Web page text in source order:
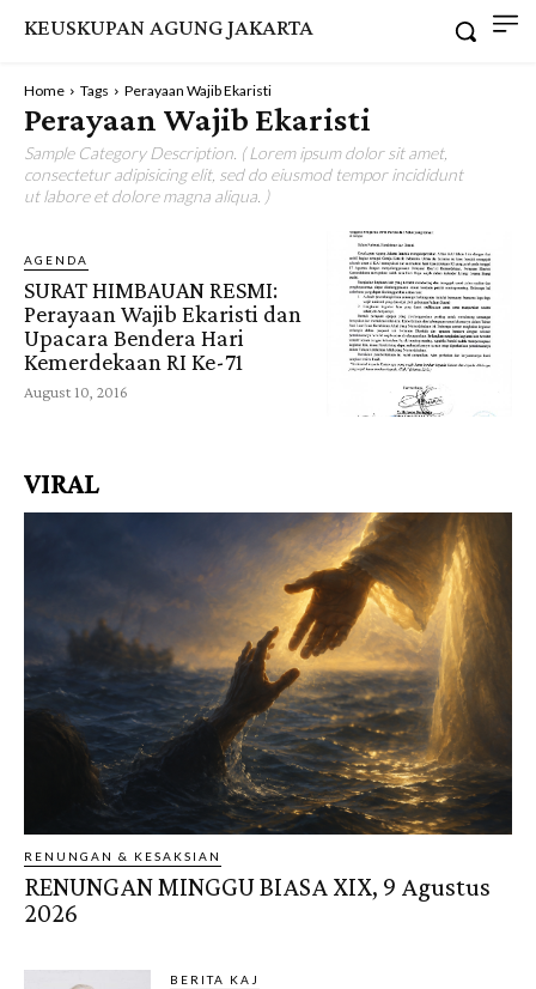
KEUSKUPAN AGUNG JAKARTA
Home Tags Perayaan Wajib Ekaristi
Perayaan Wajib Ekaristi
Sample Category Description. ( Lorem ipsum dolor sit amet,
consectetur adipisicing elit, sed do eiusmod tempor incididunt
ut labore et dolore magna aliqua. )
AGENDA
SURAT HIMBAUAN RESMI:
Perayaan Wajib Ekaristi dan
Upacara Bendera Hari
Kemerdekaan RI Ke-71
August 10, 2016
VIRAL
RENUNGAN & KESAKSIAN
RENUNGAN MINGGU BIASA XIX, 9 Agustus
2026
BERITA KAJ